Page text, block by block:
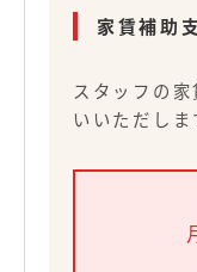
家賃補助
スタッフの
いいただしま